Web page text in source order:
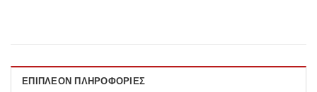
ΕΠΙΠΛΈΟΝ ΠΛΗΡΟΦΟΡΊΕΣ